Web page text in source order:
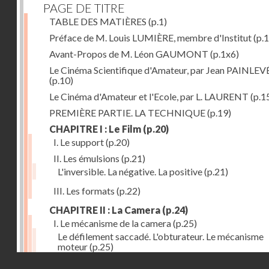
PAGE DE TITRE
TABLE DES MATIÈRES (p.1)
Préface de M. Louis LUMIÈRE, membre d'Institut
Avant-Propos de M. Léon GAUMONT (p.1x6)
Le Cinéma Scientifique d'Amateur, par Jean
(p.10)
Le Cinéma d'Amateur et l'Ecole, par L. LAURENT
PREMIÈRE PARTIE. LA TECHNIQUE(p.19)
CHAPITRE I : Le Film (p.20)
I. Le support(p.20)
II. Les émulsions (p.21)
L'inversible. La négative. La positive(p.21)
III. Les formats (p.22)
CHAPITRE II : La Camera (p.24)
I. Le mécanisme de la camera(p.25)
Le défilement saccadé. L'obturateur. Le mécanisme
moteur(p.25)